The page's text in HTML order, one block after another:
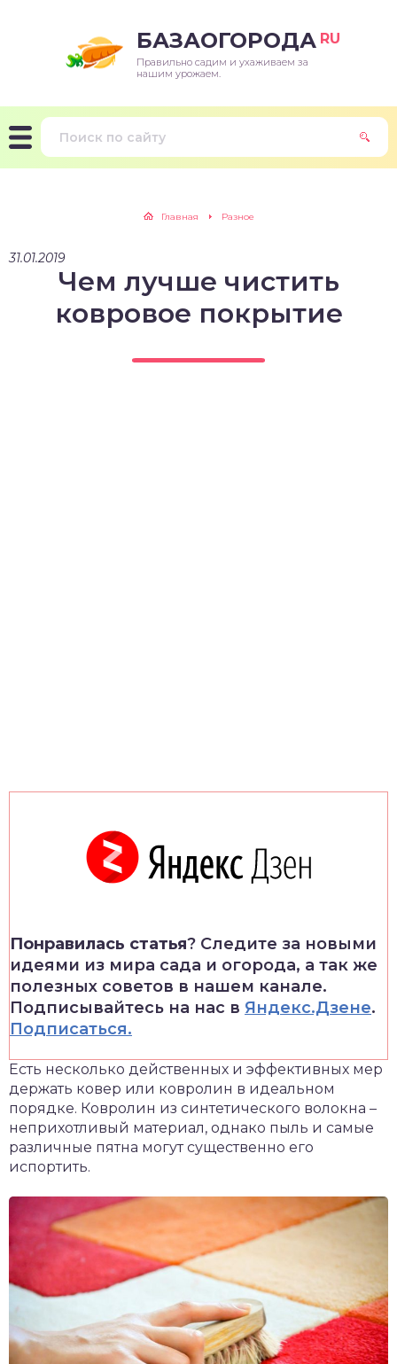
БАЗАОГОРОДА RU
Правильно садим и ухаживаем за
нашим урожаем.
Главная Разное
31.01.2019
Чем лучше чистить
ковровое покрытие
Понравилась статья? Следите за новыми
идеями из мира сада и огорода, а так же
полезных советов в нашем канале.
Подписывайтесь на нас в Яндекс.Дзене.
Подписаться.
Есть несколько действенных и эффективных мер
держать ковер или ковролин в идеальном
порядке. Ковролин из синтетического волокна –
неприхотливый материал, однако пыль и самые
различные пятна могут существенно его
испортить.